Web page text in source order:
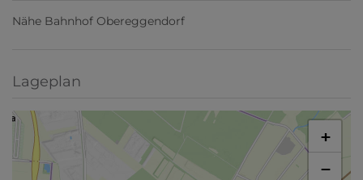
Nähe Bahnhof Obereggendorf
Lageplan
+
−